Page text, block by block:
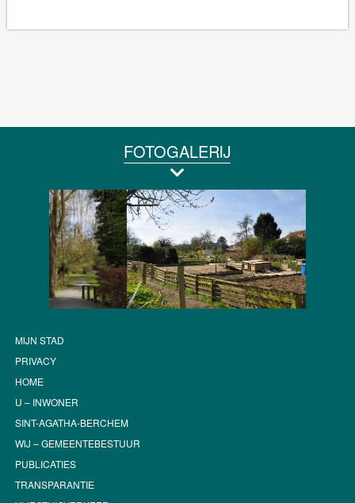
FOTOGALERIJ
MIJN STAD
PRIVACY
HOME
U – INWONER
SINT-AGATHA-BERCHEM
WIJ – GEMEENTEBESTUUR
PUBLICATIES
TRANSPARANTIE